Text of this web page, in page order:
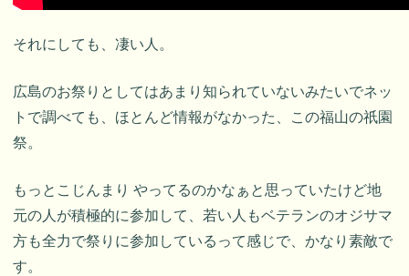
それにしても、凄い人。
広島のお祭りとしてはあまり知られていないみたいでネッ
トで調べても、ほとんど情報がなかった、この福山の祇園
祭。
もっとこじんまり やってるのかなぁと思っていたけど地
元の人が積極的に参加して、若い人もベテランのオジサマ
方も全力で祭りに参加しているって感じで、かなり素敵で
す。